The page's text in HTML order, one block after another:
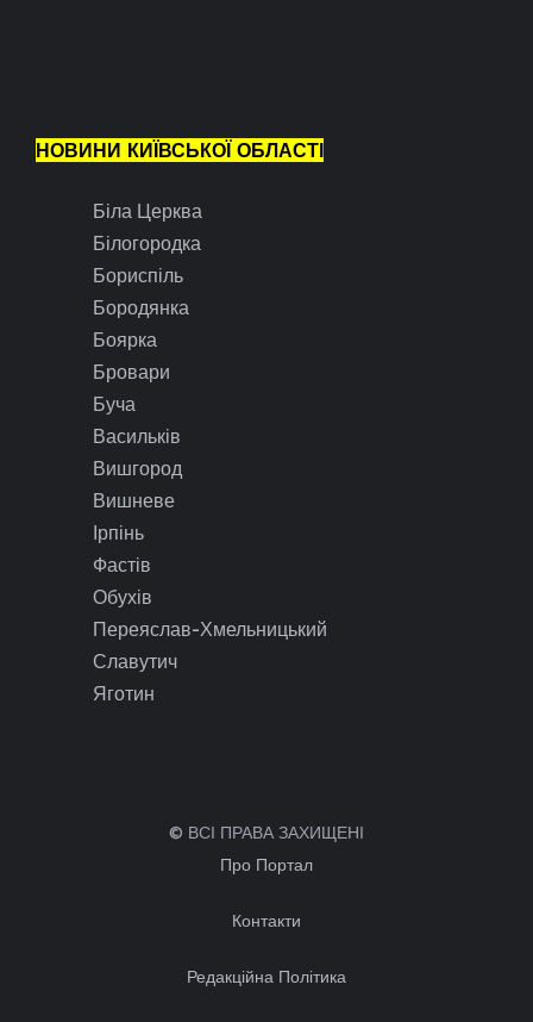
НОВИНИ КИЇВСЬКОЇ ОБЛАСТІ
Біла Церква
Білогородка
Бориспіль
Бородянка
Боярка
Бровари
Буча
Васильків
Вишгород
Вишневе
Ірпінь
Фастів
Обухів
Переяслав-Хмельницький
Славутич
Яготин
© ВСІ ПРАВА ЗАХИЩЕНІ
Про Портал
Контакти
Редакційна Політика